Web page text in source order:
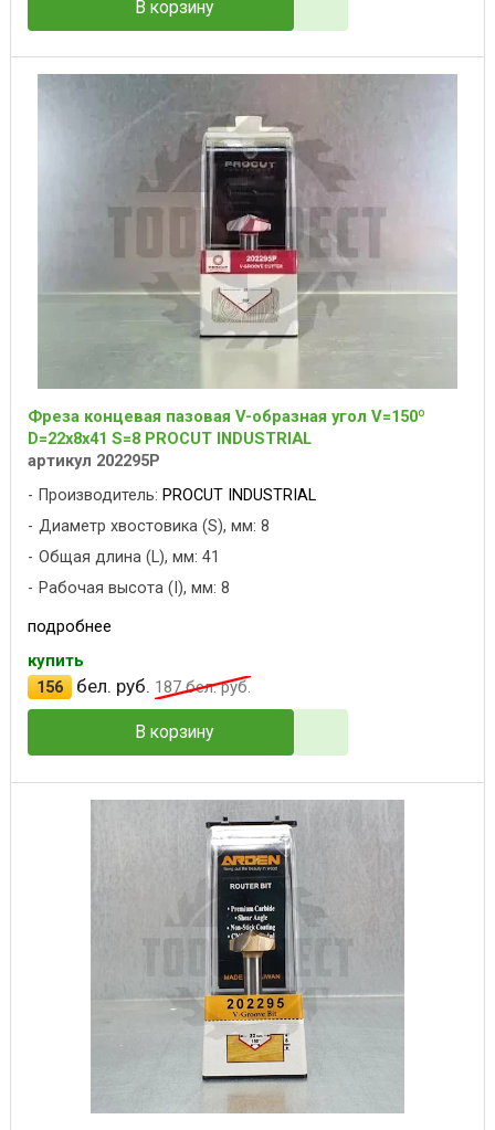
В корзину
Фреза концевая пазовая V-образная угол V=150º
D=22х8x41 S=8 PROCUT INDUSTRIAL
артикул 202295P
Производитель: PROCUT INDUSTRIAL
Диаметр хвостовика (S), мм: 8
Общая длина (L), мм: 41
Рабочая высота (I), мм: 8
подробнее
купить
156
бел. руб. 187бел. руб.
В корзину